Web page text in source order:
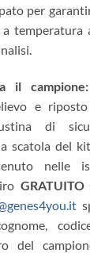
per
a temperatura
il campione:
e
di
scatola del
nelle
GRATUITO
codice
del